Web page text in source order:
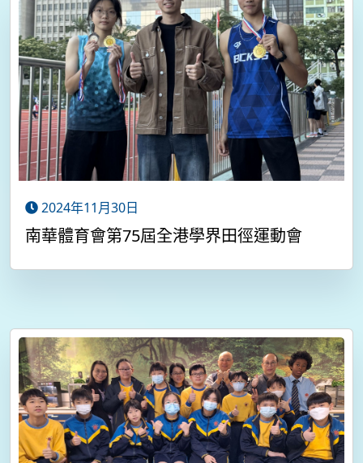
2024年11月30日
南華體育會第75屆全港學界田徑運動會